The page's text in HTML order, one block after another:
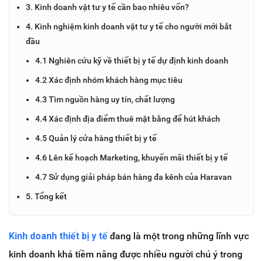
3. Kinh doanh vật tư y tế cần bao nhiêu vốn?
4. Kinh nghiệm kinh doanh vật tư y tế cho người mới bắt
đầu
4.1 Nghiên cứu kỹ về thiết bị y tế dự định kinh doanh
4.2 Xác định nhóm khách hàng mục tiêu
4.3 Tìm nguồn hàng uy tín, chất lượng
4.4 Xác định địa điểm thuê mặt bằng để hút khách
4.5 Quản lý cửa hàng thiết bị y tế
4.6 Lên kế hoạch Marketing, khuyến mãi thiết bị y tế
4.7 Sử dụng giải pháp bán hàng đa kênh của Haravan
5. Tổng kết
Kinh doanh thiết bị y tếđang là một trong những lĩnh vực
kinh doanh khá tiềm năng được nhiều người chú ý trong